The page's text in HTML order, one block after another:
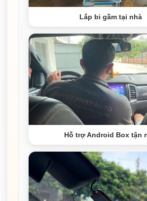
Lắp bi gầm tại nhà
Hỗ trợ Android Box tận